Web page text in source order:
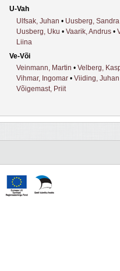
U-Vah
Ulfsak, Juhan • Uusberg, Sandra
Uusberg, Uku • Vaarik, Andrus •
Liina
Ve-Või
Veinmann, Martin • Velberg,
Vihmar, Ingomar • Viiding, Juhan
Võigemast, Priit